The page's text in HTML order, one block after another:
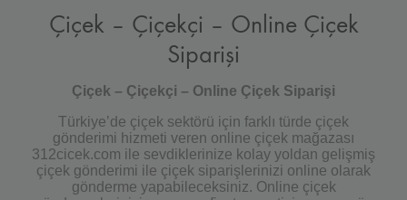
Çiçek – Çiçekçi – Online Çiçek
Siparişi
Çiçek – Çiçekçi – Online Çiçek Siparişi
Türkiye’de çiçek sektörü için farklı türde çiçek
gönderimi hizmeti veren online çiçek mağazası
312cicek.com ile sevdiklerinize kolay yoldan gelişmiş
çiçek gönderimi ile çiçek siparişlerinizi online olarak
gönderme yapabileceksiniz. Online çiçek